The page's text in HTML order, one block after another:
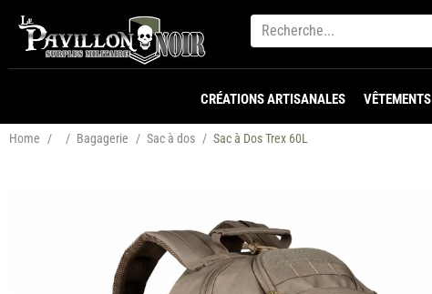
CRÉATIONS ARTISANALES VÊTEMENTS
Home / / Bagagerie / Sac à dos / Sac à Dos Trex 60L